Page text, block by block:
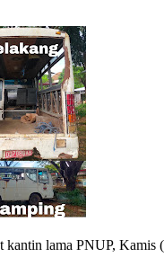
kantin lama PNUP, Kamis